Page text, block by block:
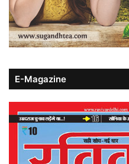
E-Magazine